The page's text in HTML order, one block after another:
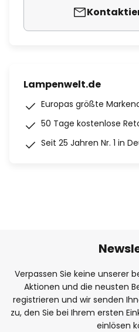
Lampenwelt.de
Europas größte
50 Tage kostenlose
Seit 25 Jahren Nr. 1 in
Verpassen Sie keine unserer
Aktionen und die neusten
registrieren und wir senden
zu, den Sie bei Ihrem ersten
einlösen